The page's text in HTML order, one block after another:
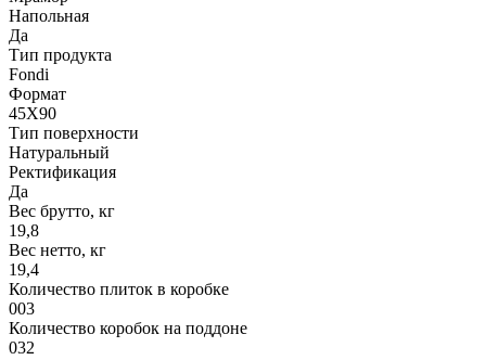
Напольная
Да
Тип продукта
Fondi
Формат
45X90
Тип поверхности
Натуральный
Ректификация
Да
Вес брутто, кг
19,8
Вес нетто, кг
19,4
Количество плиток в коробке
003
Количество коробок на поддоне
032